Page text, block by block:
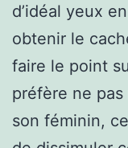
d’idéal yeux
obtenir le
faire le point
préfère ne
son féminin,